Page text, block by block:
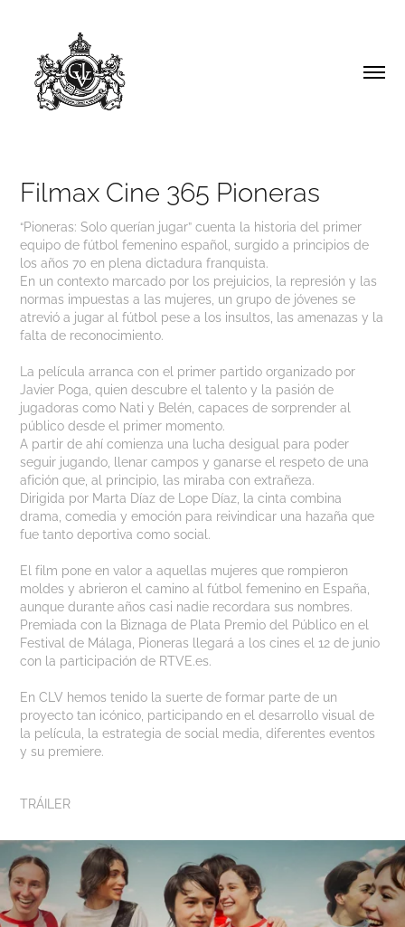
Filmax Cine 365 Pioneras
“Pioneras: Solo querían jugar” cuenta la historia del primer
equipo de fútbol femenino español, surgido a principios de
los años 70 en plena dictadura franquista.
En un contexto marcado por los prejuicios, la represión y las
normas impuestas a las mujeres, un grupo de jóvenes se
atrevió a jugar al fútbol pese a los insultos, las amenazas y la
falta de reconocimiento.
La película arranca con el primer partido organizado por
Javier Poga, quien descubre el talento y la pasión de
jugadoras como Nati y Belén, capaces de sorprender al
público desde el primer momento.
A partir de ahí comienza una lucha desigual para poder
seguir jugando, llenar campos y ganarse el respeto de una
afición que, al principio, las miraba con extrañeza.
Dirigida por Marta Díaz de Lope Díaz, la cinta combina
drama, comedia y emoción para reivindicar una hazaña que
fue tanto deportiva como social.
El film pone en valor a aquellas mujeres que rompieron
moldes y abrieron el camino al fútbol femenino en España,
aunque durante años casi nadie recordara sus nombres.
Premiada con la Biznaga de Plata Premio del Público en el
Festival de Málaga, Pioneras llegará a los cines el 12 de junio
con la participación de RTVE.es.
En CLV hemos tenido la suerte de formar parte de un
proyecto tan icónico, participando en el desarrollo visual de
la película, la estrategia de social media, diferentes eventos
y su premiere.
TRÁILER